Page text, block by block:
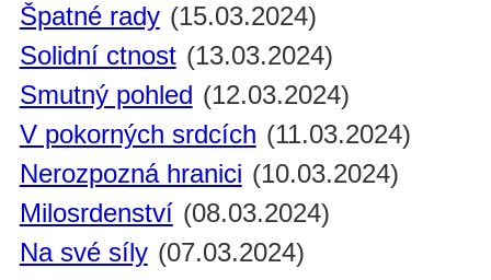
Špatné rady (15.03.2024)
Solidní ctnost (13.03.2024)
Smutný pohled (12.03.2024)
V pokorných srdcích (11.03.2024)
Nerozpozná hranici (10.03.2024)
Milosrdenství (08.03.2024)
Na své síly (07.03.2024)